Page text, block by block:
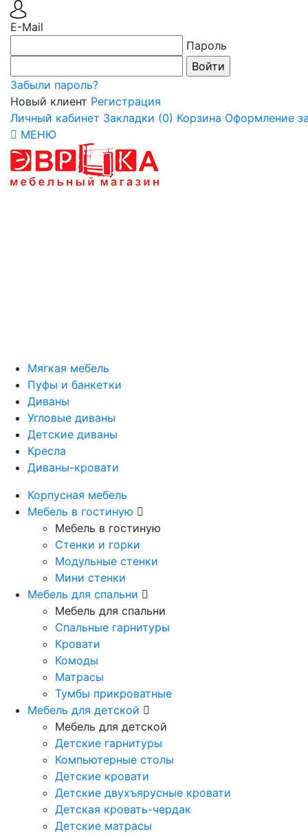
E-Mail
Пароль
Забыли пароль?
Новый клиент Регистрация
Личный кабинет Закладки (0) Корзина Оформление
МЕНЮ
Мягкая мебель
Пуфы и банкетки
Диваны
Угловые диваны
Детские диваны
Кресла
Диваны-кровати
Корпусная мебель
Мебель в гостиную
Мебель в гостиную
Стенки и горки
Модульные стенки
Мини стенки
Мебель для спальни
Мебель для спальни
Спальные гарнитуры
Кровати
Комоды
Матрасы
Тумбы прикроватные
Мебель для детской
Мебель для детской
Детские гарнитуры
Компьютерные столы
Детские кровати
Детские двухъярусные кровати
Детская кровать-чердак
Детские матрасы